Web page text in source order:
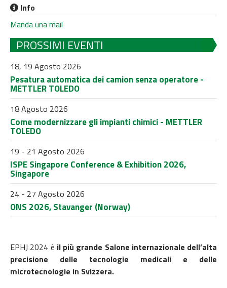
Info
Manda una mail
PROSSIMI EVENTI
18, 19 Agosto 2026
Pesatura automatica dei camion senza operatore -
METTLER TOLEDO
18 Agosto 2026
Come modernizzare gli impianti chimici - METTLER
TOLEDO
19 - 21 Agosto 2026
ISPE Singapore Conference & Exhibition 2026,
Singapore
24 - 27 Agosto 2026
ONS 2026, Stavanger (Norway)
EPHJ 2024 è il più grande Salone internazionale dell’alta
precisione delle tecnologie medicali e delle
microtecnologie in Svizzera.